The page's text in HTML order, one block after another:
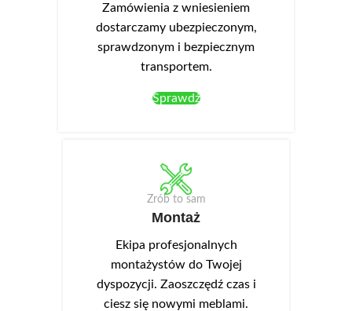
Zamówienia z wniesieniem
dostarczamy ubezpieczonym,
sprawdzonym i bezpiecznym
transportem.
Sprawdź
Zrób to sam
Montaż
Ekipa profesjonalnych
montażystów do Twojej
dyspozycji. Zaoszczędź czas i
ciesz się nowymi meblami.